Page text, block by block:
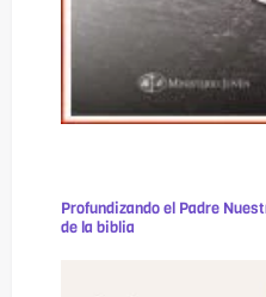
Profundizando el Padre
de la biblia